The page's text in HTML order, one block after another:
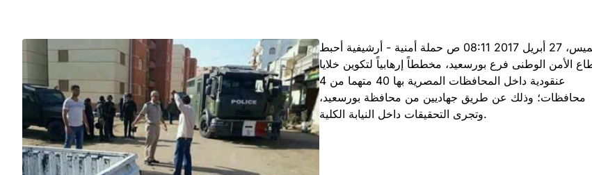
الخميس، 27 أبريل 2017 08:11 ص حملة أمنية - أرشيفية أحبط
الأمن الوطنى فرع بورسعيد، مخططاً إرهابياً لتكوين خلايا
عنقودية داخل المحافظات المصرية بها 40 متهما من 4
محافظات؛ وذلك عن طريق جهاديين من محافظة بورسعيد،
وتجرى التحقيقات داخل النيابة الكلية.